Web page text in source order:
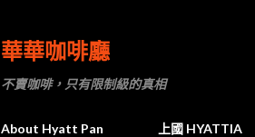
華華咖啡廳
不賣咖啡，只有限制級的真相
About Hyatt Pan 上國 HYATTIA